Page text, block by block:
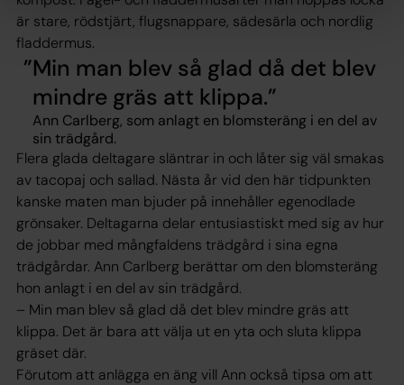
är stare, rödstjärt, flugsnappare, sädesärla och nordlig
fladdermus.
Min man blev så glad då det blev
mindre gräs att klippa.
Ann Carlberg, som anlagt en blomsteräng i en del av
sin trädgård.
Flera glada deltagare släntrar in och låter sig väl smakas
av tacopaj och sallad. Nästa år vid den här tidpunkten
kanske maten man bjuder på innehåller egenodlade
grönsaker. Deltagarna delar entusiastiskt med sig av hur
de jobbar med mångfaldens trädgård i sina egna
trädgårdar. Ann Carlberg berättar om den blomsteräng
hon anlagt i en del av sin trädgård.
– Min man blev så glad då det blev mindre gräs att
klippa. Det är bara att välja ut en yta och sluta klippa
gräset där.
Förutom att anlägga en äng vill Ann också tipsa om att